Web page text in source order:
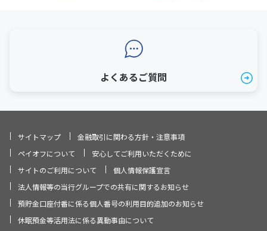
よくあるご質問
サイトマップ
金融取引に関わる方針・注意事項
ペイオフについて
安心してご利用いただくために
サイトのご利用について
個人情報保護宣言
法人情報等の当行グループでの共有に関するお知らせ
預貯金口座付番に係る個人番号の利用目的追加のお知らせ
休眠預金等活用法に係る異動事由について